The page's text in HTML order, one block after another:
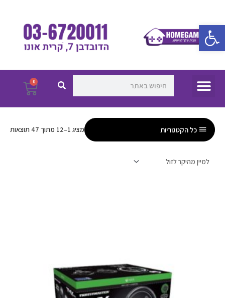
פתח סרגל נגישות
תפריט 0
כל הקטגוריות מציג 1–12 מתוך 47 תוצאות